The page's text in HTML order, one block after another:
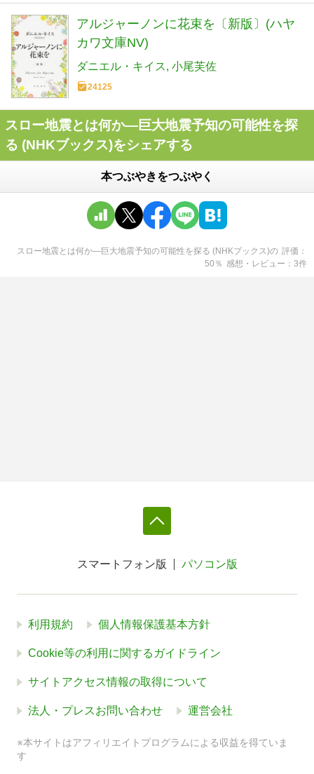
アルジャーノンに花束を〔新版〕(ハヤ
カワ文庫NV)
ダニエル・キイス 小尾芙佐
24125
スロー地震とは何か―巨大地震予知の可能性を探
る (NHKブックス)をシェアする
本つぶやきをつぶやく
スロー地震とは何か―巨大地震予知の可能性を探る (NHKブックス)の 評価
50 ％ 感想・レビュー 3件
スマートフォン版 パソコン版
利用規約 個人情報保護基本方針
Cookie等の利用に関するガイドライン
サイトアクセス情報の取得について
法人・プレスお問い合わせ 運営会社
※本サイトはアフィリエイトプログラムによる収益を得ていま
す